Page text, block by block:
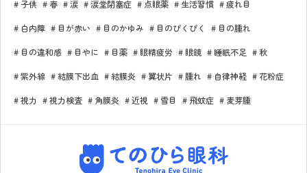
子供 春 涙 涙堂閉塞症 点眼薬 生活習慣 疲れ目
白内障 目が赤い 目のかゆみ 目のぴくぴく 目の腫れ
目の違和感 目やに 目薬 眼精疲労 眼鏡 睡眠不足 秋
紫外線 結膜下出血 結膜炎 翼状片 腫れ 自律神経 花粉症
視力 視力検査 角膜炎 近視 雪目 飛蚊症 麦芽腫
てのひら眼科